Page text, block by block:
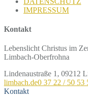
IMPRESSUM
Kontakt
Lebenslicht Christus im
Limbach-Oberfrohna
Lindenaustraße 1, 09212
limbach.de0 37 22 / 50 53
Kontakt